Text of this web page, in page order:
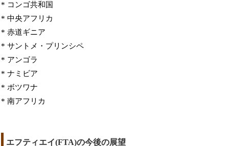
* コンゴ共和国
* 中央アフリカ
* 赤道ギニア
* サントメ・プリンシペ
* アンゴラ
* ナミビア
* ボツワナ
* 南アフリカ
エフティエイ(FTA)の今後の展望